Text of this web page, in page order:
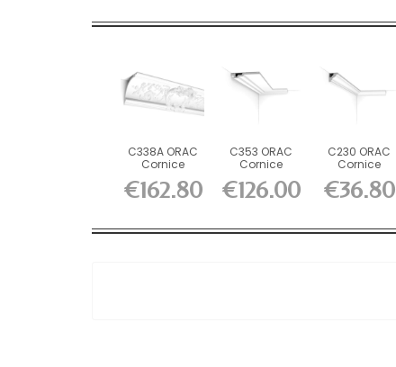
C338A ORAC
Cornice
x H18.2...
€162.80
C353 ORAC
Cornice
x H3 x...
€126.00
C230 ORAC
Cornice
x H2.9 x...
€36.80